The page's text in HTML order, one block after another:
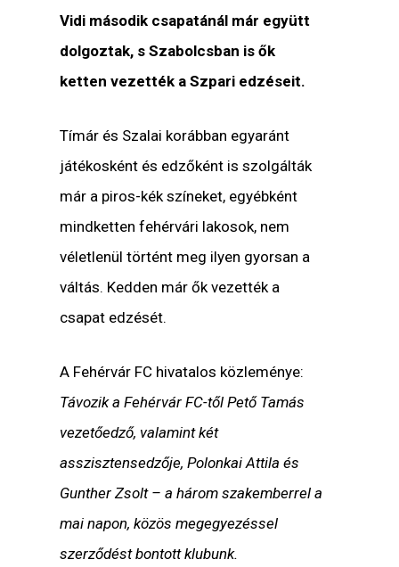
Vidi második csapatánál már együtt
dolgoztak, s Szabolcsban is ők
ketten vezették a Szpari edzéseit.
Tímár és Szalai korábban egyaránt
játékosként és edzőként is szolgálták
már a piros-kék színeket, egyébként
mindketten fehérvári lakosok, nem
véletlenül történt meg ilyen gyorsan a
váltás. Kedden már ők vezették a
csapat edzését.
A Fehérvár FC hivatalos közleménye:
Távozik a Fehérvár FC-től Pető Tamás
vezetőedző, valamint két
asszisztensedzője, Polonkai Attila és
Gunther Zsolt – a három szakemberrel a
mai napon, közös megegyezéssel
szerződést bontott klubunk.